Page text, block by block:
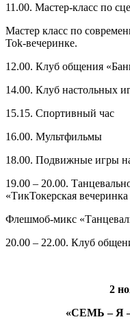
11.00. Мастер-класс по
Мастер класс по
Tok-вечеринке.
12.00. Клуб общения
14.00. Клуб настольных
15.15. Спортивный час
16.00. Мультфильмы
18.00. Подвижные игры
19.00 – 20.00.
«ТикТокерская
Флешмоб-микс
20.00 – 22.00. Клуб
2
«СЕМЬ – Я –